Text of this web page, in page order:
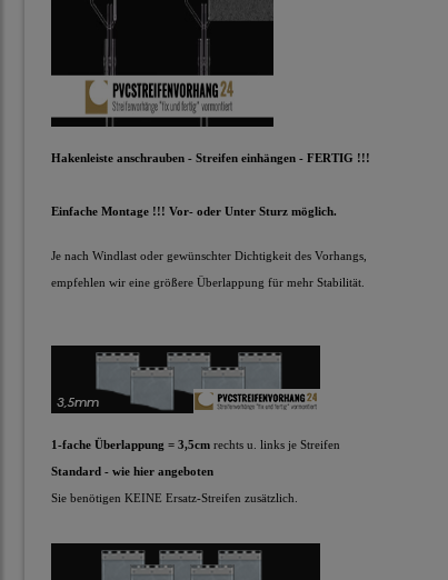
Hakenleiste anschrauben - Streifen einhängen - FERTIG !!!
Einfache Montage !!! Vor- oder Unter Sturz möglich.
Je nach Windlast oder gewünschter Dichtigkeit des Vorhangs,
empfehlen wir eine größere Überlappung für mehr Stabilität.
1-fache Überlappung = 3,5cm rechts u. links je Streifen
Standard - wie hier angeboten
Sie benötigen KEINE Ersatz-Streifen zusätzlich.